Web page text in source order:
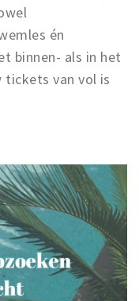
én
binnen- als in het
van vol is